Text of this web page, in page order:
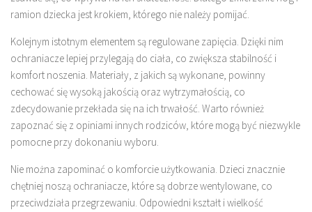
ramion dziecka jest krokiem, którego nie należy pomijać.
Kolejnym istotnym elementem są regulowane zapięcia. Dzięki nim
ochraniacze lepiej przylegają do ciała, co zwiększa stabilność i
komfort noszenia. Materiały, z jakich są wykonane, powinny
cechować się wysoką jakością oraz wytrzymałością, co
zdecydowanie przekłada się na ich trwałość. Warto również
zapoznać się z opiniami innych rodziców, które mogą być niezwykle
pomocne przy dokonaniu wyboru.
Nie można zapominać o komforcie użytkowania. Dzieci znacznie
chętniej noszą ochraniacze, które są dobrze wentylowane, co
przeciwdziała przegrzewaniu. Odpowiedni kształt i wielkość